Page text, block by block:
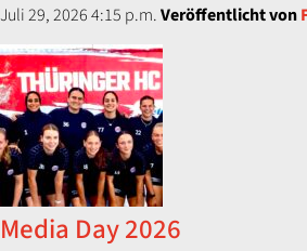
Juli 29, 2026 4:15 p.m.Veröffentlicht von
Media Day 2026